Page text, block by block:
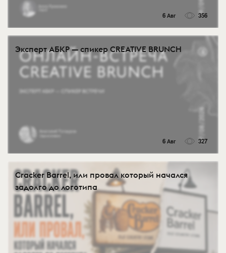
6 Авг 356
Эксперт АБКР — спикер CREATIVE BRUNCH
6 Авг 327
Cracker Barrel, или провал который начался
задолго до логотипа